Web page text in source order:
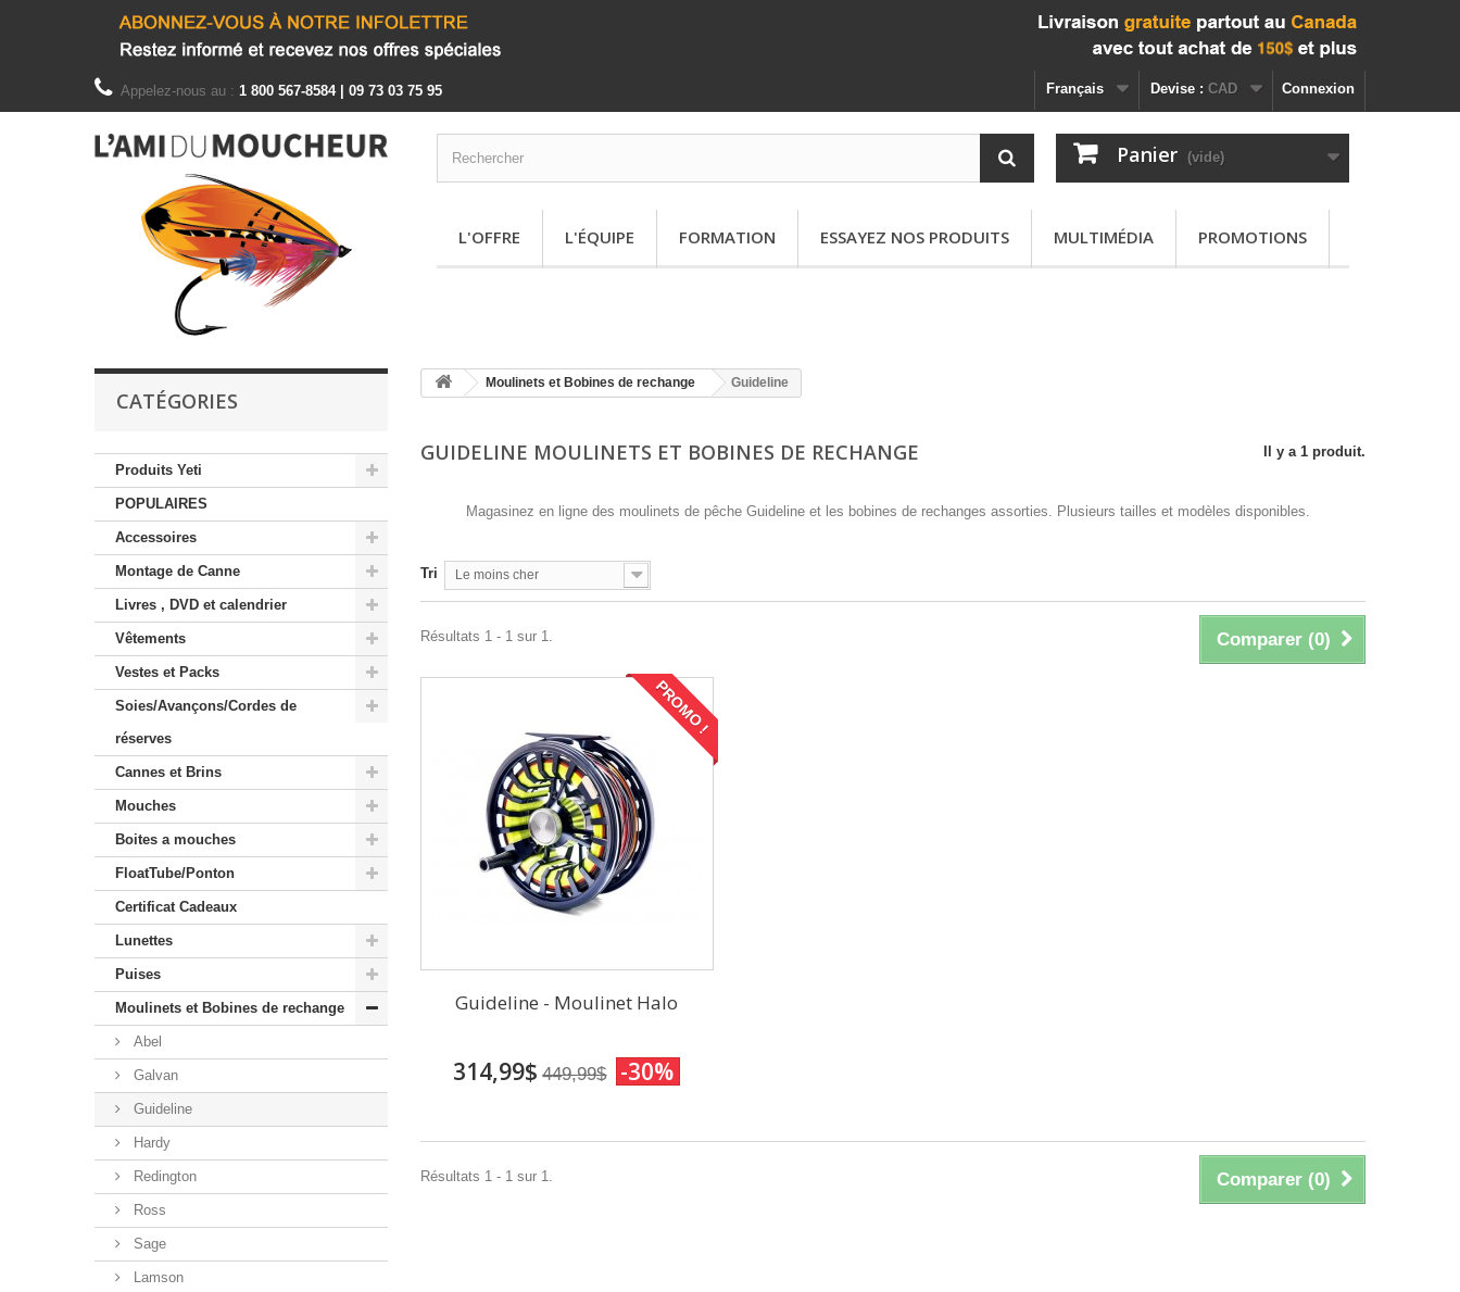
Connexion
Devise : CAD
Français
Appelez-nous au : 1 800 567-8584 | 09 73 03 75 95
Panier (vide)
L'OFFRE L'ÉQUIPE FORMATION ESSAYEZ NOS PRODUITS MULTIMÉDIA PROMOTIONS
CATÉGORIES
Produits Yeti
POPULAIRES
Accessoires
Montage de Canne
Livres , DVD et calendrier
Vêtements
Vestes et Packs
Soies/Avançons/Cordes de
réserves
Cannes et Brins
Mouches
Boites a mouches
FloatTube/Ponton
Certificat Cadeaux
Lunettes
Puises
Moulinets et Bobines de rechange
Abel
Galvan
Guideline
Hardy
Redington
Ross
Sage
Lamson
Moulinets et Bobines de rechange Guideline
GUIDELINE MOULINETS ET BOBINES DE RECHANGE Il y a 1 produit.
Magasinez en ligne des moulinets de pêche Guideline et les bobines de rechanges assorties. Plusieurs tailles et modèles disponibles.
Tri Le moins cher
Comparer (0)
Résultats 1 - 1 sur 1.
PROMO !
Guideline - Moulinet Halo
314,99$ 449,99$ -30%
Comparer (0)
Résultats 1 - 1 sur 1.